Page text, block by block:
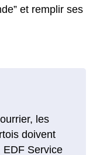
et remplir ses
les
doivent
EDF Service